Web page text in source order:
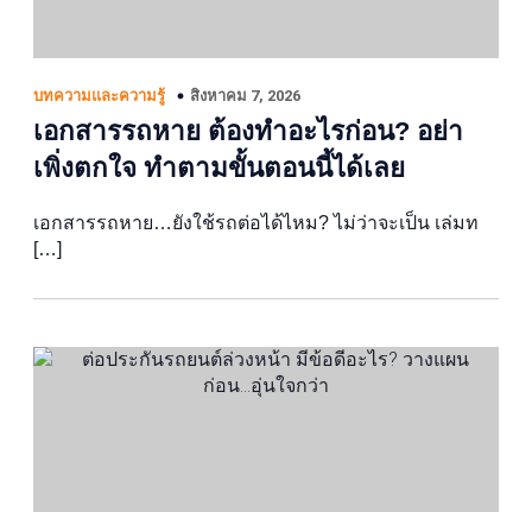
บทความและความรู้ สิงหาคม 7, 2026
เอกสารรถหาย ต้องทำอะไรก่อน? อย่า
เพิ่งตกใจ ทำตามขั้นตอนนี้ได้เลย
เอกสารรถหาย…ยังใช้รถต่อได้ไหม? ไม่ว่าจะเป็น เล่มท
[…]